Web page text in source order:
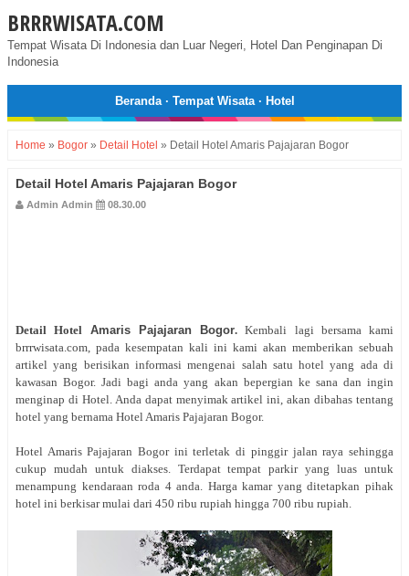
BRRRWISATA.COM
Tempat Wisata Di Indonesia dan Luar Negeri, Hotel Dan Penginapan Di
Indonesia
Beranda· Tempat Wisata· Hotel
Home » Bogor » Detail Hotel » Detail Hotel Amaris Pajajaran Bogor
Detail Hotel Amaris Pajajaran Bogor
Admin Admin 08.30.00
Detail Hotel Amaris Pajajaran Bogor.Kembali lagi bersama kami
brrrwisata.com, pada kesempatan kali ini kami akan memberikan sebuah
artikel yang berisikan informasi mengenai salah satu hotel yang ada di
kawasan Bogor. Jadi bagi anda yang akan bepergian ke sana dan ingin
menginap di Hotel. Anda dapat menyimak artikel ini, akan dibahas tentang
hotel yang bernama Hotel Amaris Pajajaran Bogor.
Hotel Amaris Pajajaran Bogor ini terletak di pinggir jalan raya sehingga
cukup mudah untuk diakses. Terdapat tempat parkir yang luas untuk
menampung kendaraan roda 4 anda. Harga kamar yang ditetapkan pihak
hotel ini berkisar mulai dari 450 ribu rupiah hingga 700 ribu rupiah.